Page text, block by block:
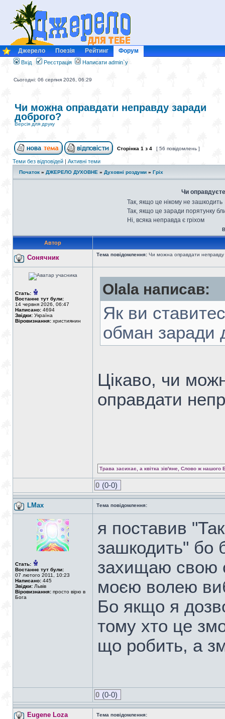
Джерело Поезія Рейтинг Форум
Вхід Реєстрація Написати admin`у
Сьогодні: 06 серпня 2026, 06:29
Чи можна оправдати неправду заради
доброго?
Версія для друку
Сторінка 1 з 4 [ 56 повідомлень ]
Теми без відповідей | Активні теми
Початок » ДЖЕРЕЛО ДУХОВНЕ » Духовні роздуми » Гріх
Чи
Так, якщо це нікому не зашкодить
Так, якщо це заради порятунку
Ні, всяка неправда є гріхом
Автор
Сонячник Тема повідомлення: Чи можна оправдати
Стать:
Востаннє тут були:
14 червня 2026, 06:47
Написано: 4694
Звідки: Україна
Віровизнання: християнин
Olala написав:
Як ви
обман заради
Цікаво, чи
оправдати
Трава засихає, а квітка зів'яне, Слово ж нашого
0 (0-0)
LMax Тема повідомлення:
Стать:
Востаннє тут були:
07 лютого 2011, 10:23
Написано: 445
Звідки: Львів
Віровизнання: просто вірю в
Бога
я поставив
зашкодить" бо
захищаю свою
моєю волею
Бо якщо я
тому хто це
що робить, а
0 (0-0)
Eugene Loza Тема повідомлення: